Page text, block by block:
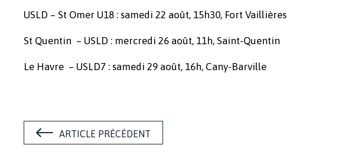
USLD – St Omer U18 : samedi 22 août, 15h30, Fort Vaillières
St Quentin – USLD : mercredi 26 août, 11h, Saint-Quentin
Le Havre – USLD7 : samedi 29 août, 16h, Cany-Barville
ARTICLE PRÉCÉDENT